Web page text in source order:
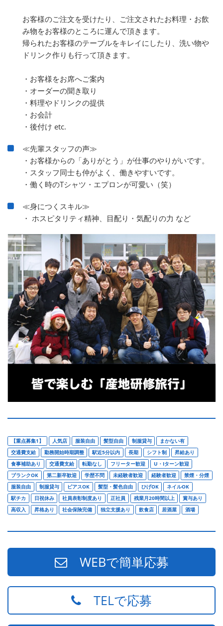
お客様のご注文を受けたり、ご注文されたお料理・お飲
み物をお客様のところに運んで頂きます。
帰られたお客様のテーブルをキレイにしたり、洗い物や
ドリンク作りも行って頂きます。
・お客様をお席へご案内
・オーダーの聞き取り
・料理やドリンクの提供
・お会計
・後付け etc.
≪先輩スタッフの声≫
・お客様からの「ありがとう」が仕事のやりがいです。
・スタッフ同士も仲がよく、働きやすいです。
・働く時のTシャツ・エプロンが可愛い（笑）
≪身につくスキル≫
・ ホスピタリティ精神、目配り・気配りの力 など
【重点募集1】 人気店 服装自由 髪型自由 制服貸与
まかない有
交通費支給
勤務開始時期調整 駅近5分以内 長期 シフト制
昇給あり
食事補助あり
交通費支給 転勤なし フリーター歓迎
U・Iターン歓迎
ブランクOK
第二新卒歓迎 学歴不問 未経験者歓迎 経験者歓迎
禁煙・分煙
服装自由
制服貸与 ピアスOK 髪型・髪色自由 ひげOK
ネイルOK
駅チカ
日祝休み 社員表彰制度あり 正社員 残業月20時間以上
賞与あり
高収入
昇格あり 社会保険完備 独立支援あり 飲食店 居酒屋 酒場
WEBで簡単応募
TELで応募